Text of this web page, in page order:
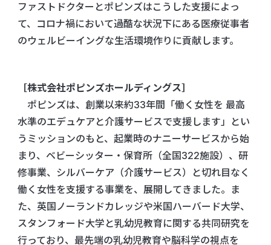
ファストドクターとポピンズはこうした支援によっ
て、コロナ禍において過酷な状況下にある医療従事者
のウェルビーイングな生活環境作りに貢献します。
［株式会社ポピンズホールディングス］
ポピンズは、創業以来約33年間「働く女性を 最高
水準のエデュケアと介護サービスで支援します」とい
うミッションのもと、起業時のナニーサービスから始
まり、ベビーシッター・保育所（全国322施設）、研
修事業、シルバーケア（介護サービス）と切れ目なく
働く女性を支援する事業を、展開してきました。ま
た、英国ノーランドカレッジや米国ハーバード大学、
スタンフォード大学と乳幼児教育に関する共同研究を
行っており、最先端の乳幼児教育や脳科学の視点を